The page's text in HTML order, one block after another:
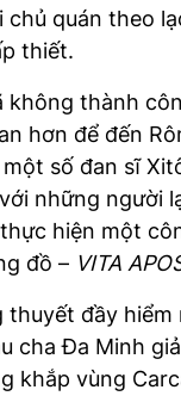
quán theo
thiết.
không thành
hơn để đến
số đan sĩ
những người
hiện một
đồ – VITA
đầy
cha Đa Minh
khắp vùng